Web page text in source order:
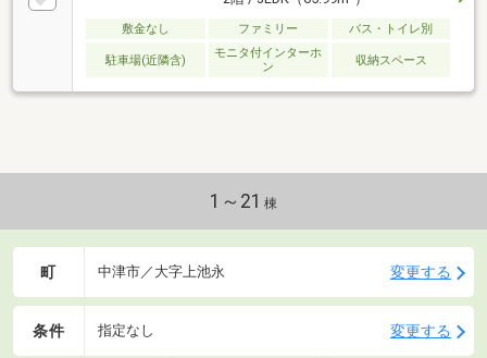
敷金なし ファミリー バス・トイレ別
駐車場(近隣含)
モニタ付インターホ
ン
収納スペース
1～21 棟
町 中津市／大字上池永 変更する
条件 指定なし 変更する